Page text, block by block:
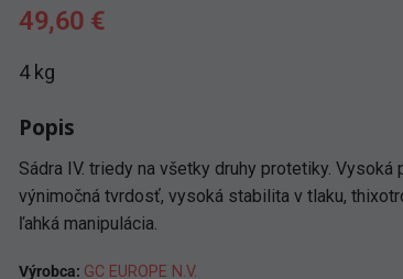
49,60 €
4 kg
Popis
Sádra IV. triedy na všetky druhy protetiky. Vysoká
výnimočná tvrdosť, vysoká stabilita v tlaku,
ľahká manipulácia.
Výrobca: GC EUROPE N.V.